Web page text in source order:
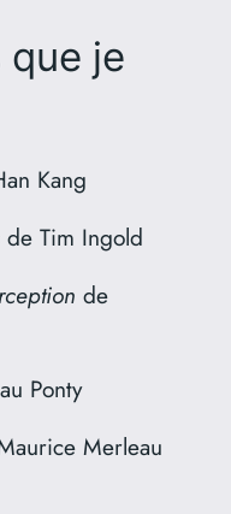
que je
Kang
de Tim Ingold
de
Ponty
Merleau